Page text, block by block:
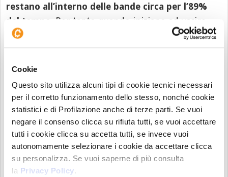
Cookie
Questo sito utilizza alcuni tipi di cookie tecnici necessari
per il corretto funzionamento dello stesso, nonché cookie
statistici e di Profilazione anche di terze parti. Se vuoi
negare il consenso clicca su rifiuta tutti, se vuoi accettare
tutti i cookie clicca su accetta tutti, se invece vuoi
autonomamente selezionare i cookie da accettare clicca
su personalizza. Se vuoi saperne di più consulta
la Privacy Policy.
restano all’interno delle bande circa per l’89%
del tempo
. Per tanto quando iniziano ad uscire
indicano una situazione che potrebbe essere
estrema, ma non sappiamo per quanto tempo
possa durare.
L’ausilio delleutilizzo delle candele giapponesi ci
permette di individuare un segnale di inversione
del trend della crypto. L’abbinamento delle Bande
di Bollinger con le candele alza notevolmente le
probabilità di aprire posizioni che andranno in
profitto.